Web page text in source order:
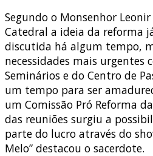
Segundo o Monsenhor
Catedral a ideia da reforma
discutida há algum tempo,
necessidades mais urgentes
Seminários e do Centro de
um tempo para ser
um Comissão Pró Reforma
das reuniões surgiu a
parte do lucro através do
Melo” destacou o sacerdote.